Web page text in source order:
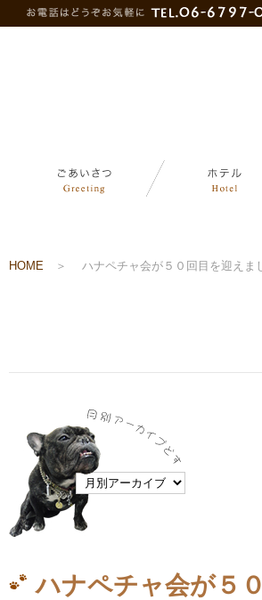
HOME ＞ ハナペチャ会が５０回目を迎えま
ハナペチャ会が５